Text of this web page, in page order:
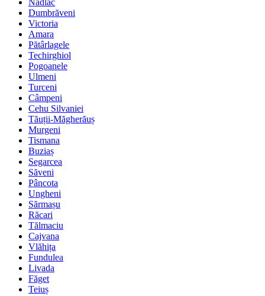
Nădlac
Dumbrăveni
Victoria
Amara
Pătârlagele
Techirghiol
Pogoanele
Ulmeni
Turceni
Câmpeni
Cehu Silvaniei
Tăuții-Măgherăuș
Murgeni
Tismana
Buziaș
Segarcea
Săveni
Pâncota
Ungheni
Sărmașu
Răcari
Tălmaciu
Cajvana
Vlăhița
Fundulea
Livada
Făget
Teiuș